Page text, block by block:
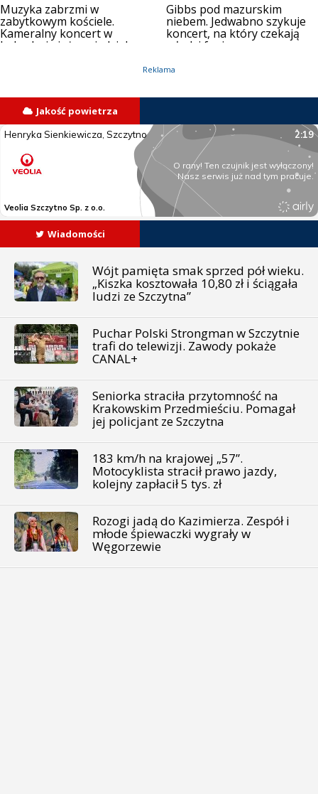
Muzyka zabrzmi w
zabytkowym kościele.
Kameralny koncert w
Jedwabnie już w niedzielę
Gibbs pod mazurskim
niebem. Jedwabno szykuje
koncert, na który czekają
młodzi fani
Reklama
Jakość powietrza
Wiadomości
Wójt pamięta smak sprzed pół wieku.
„Kiszka kosztowała 10,80 zł i ściągała
ludzi ze Szczytna”
Puchar Polski Strongman w Szczytnie
trafi do telewizji. Zawody pokaże
CANAL+
Seniorka straciła przytomność na
Krakowskim Przedmieściu. Pomagał
jej policjant ze Szczytna
183 km/h na krajowej „57”.
Motocyklista stracił prawo jazdy,
kolejny zapłacił 5 tys. zł
Rozogi jadą do Kazimierza. Zespół i
młode śpiewaczki wygrały w
Węgorzewie